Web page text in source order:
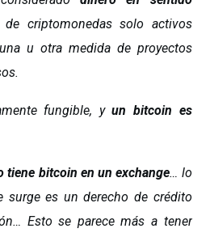
criptomonedas solo activos
u otra medida de proyectos
fungible, yun bitcoin es
tiene bitcoin en un exchange… lo
surge es un derecho de crédito
Esto se parece más a tener